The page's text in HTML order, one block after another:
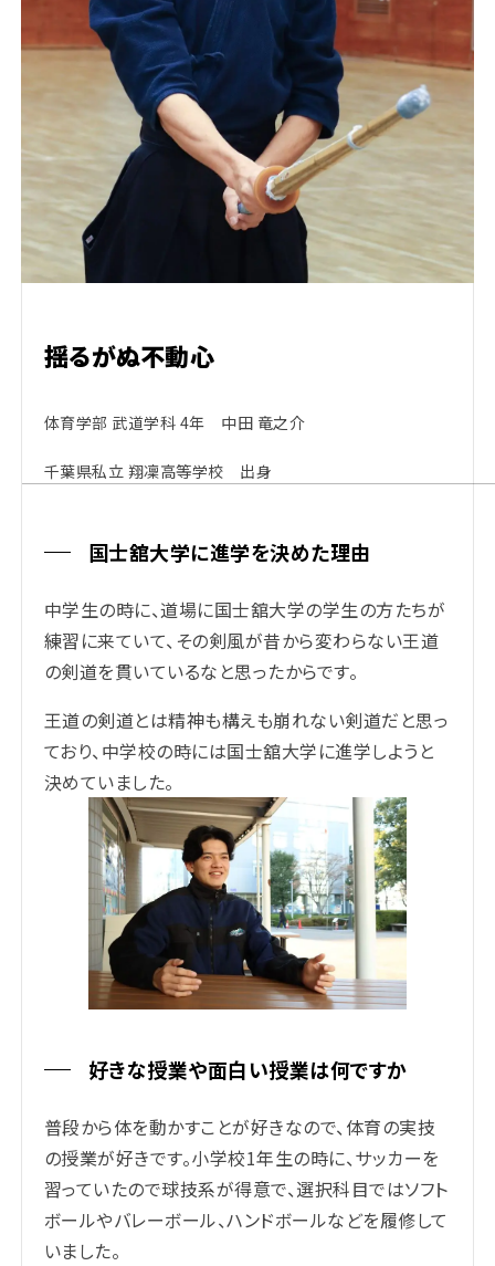
揺るがぬ不動心
体育学部 武道学科 4年 中田 竜之介
千葉県私立 翔凜高等学校 出身
国士舘大学に進学を決めた理由
中学生の時に、道場に国士舘大学の学生の方たちが
練習に来ていて、その剣風が昔から変わらない王道
の剣道を貫いているなと思ったからです。
王道の剣道とは精神も構えも崩れない剣道だと思っ
ており、中学校の時には国士舘大学に進学しようと
決めていました。
好きな授業や面白い授業は何ですか
普段から体を動かすことが好きなので、体育の実技
の授業が好きです。小学校1年生の時に、サッカーを
習っていたので球技系が得意で、選択科目ではソフト
ボールやバレーボール、ハンドボールなどを履修して
いました。